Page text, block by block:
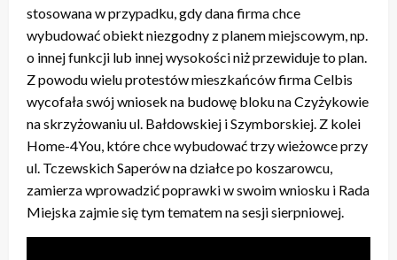
stosowana w przypadku, gdy dana firma chce
wybudować obiekt niezgodny z planem miejscowym, np.
o innej funkcji lub innej wysokości niż przewiduje to plan.
Z powodu wielu protestów mieszkańców firma Celbis
wycofała swój wniosek na budowę bloku na Czyżykowie
na skrzyżowaniu ul. Bałdowskiej i Szymborskiej. Z kolei
Home-4You, które chce wybudować trzy wieżowce przy
ul. Tczewskich Saperów na działce po koszarowcu,
zamierza wprowadzić poprawki w swoim wniosku i Rada
Miejska zajmie się tym tematem na sesji sierpniowej.